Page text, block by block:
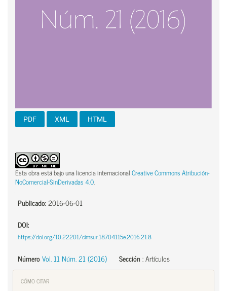
PDF XML HTML
Esta obra está bajo una licencia internacionalCreative Commons Atribución-
NoComercial-SinDerivadas 4.0.
Publicado:2016-06-01
DOI:
https://doi.org/10.22201/cimsur.18704115e.2016.21.8
NúmeroVol. 11 Núm. 21 (2016) Sección :Artículos
CÓMO CITAR